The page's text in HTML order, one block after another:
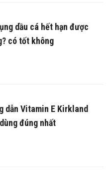
dầu cá hết hạn được
có tốt không
dẫn Vitamin E Kirkland
đúng nhất